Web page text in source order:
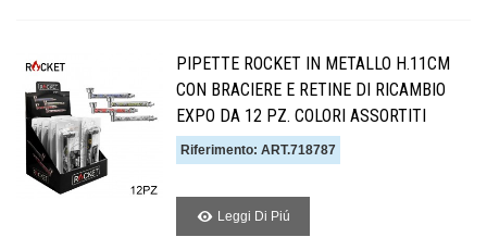
PIPETTE ROCKET IN METALLO H.11CM
CON BRACIERE E RETINE DI RICAMBIO
EXPO DA 12 PZ. COLORI ASSORTITI
Riferimento: ART.718787
Leggi Di Piú